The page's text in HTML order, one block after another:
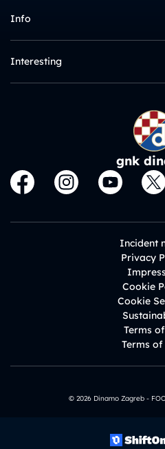
Info
Interesting
gnk
Incident
Privacy
Cookie
Cookie
Terms
Terms
© 2026 Dinamo Zagreb -